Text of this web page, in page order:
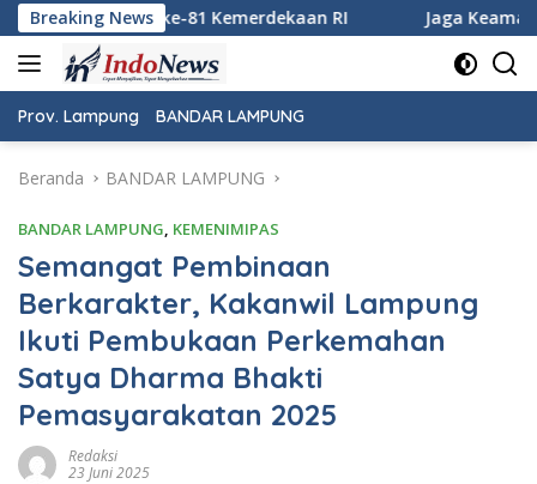
Langsung
ke
konten
Breaking News
RI Jaga Keamanan Pintu Gerbang Sumatera,
Prov. Lampung BANDAR LAMPUNG
Beranda BANDAR LAMPUNG
BANDAR LAMPUNG, KEMENIMIPAS
Semangat Pembinaan
Berkarakter, Kakanwil Lampung
Ikuti Pembukaan Perkemahan
Satya Dharma Bhakti
Pemasyarakatan 2025
Redaksi
23 Juni 2025